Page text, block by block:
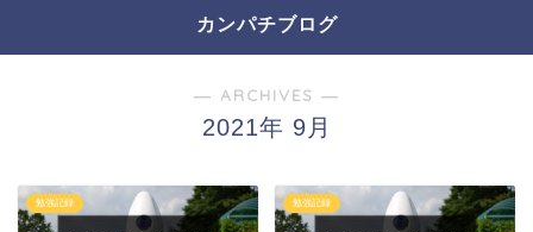
カンパチブログ
― ARCHIVES ―
2021年 9月
勉強記録 勉強記録